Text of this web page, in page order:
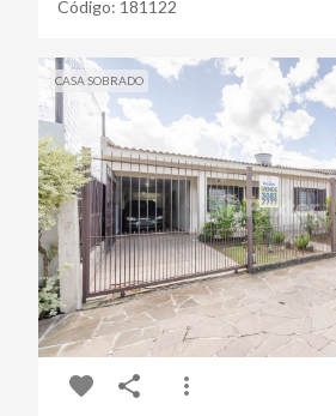
Código: 181122
CASA SOBRADO